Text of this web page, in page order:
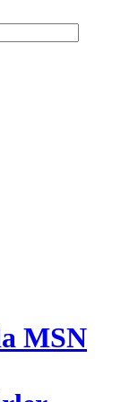
MSN